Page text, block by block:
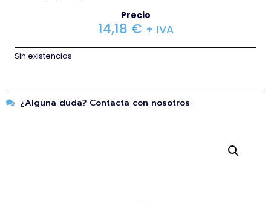
Precio
14,18 € + IVA
Sin existencias
¿Alguna duda? Contacta con nosotros